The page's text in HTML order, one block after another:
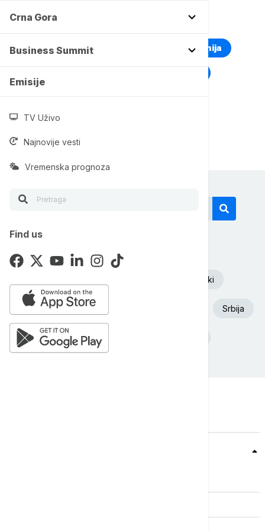
Crna Gora
Business Summit
Emisije
TV Uživo
Najnovije vesti
Vremenska prognoza
Find us
TOP TAGOVI
Euronews Montenegro Kosovo i Metohija
Današnji tagovi
Volodimir Zelenski
Aleksandar Vučić Srbija
Ukrajina